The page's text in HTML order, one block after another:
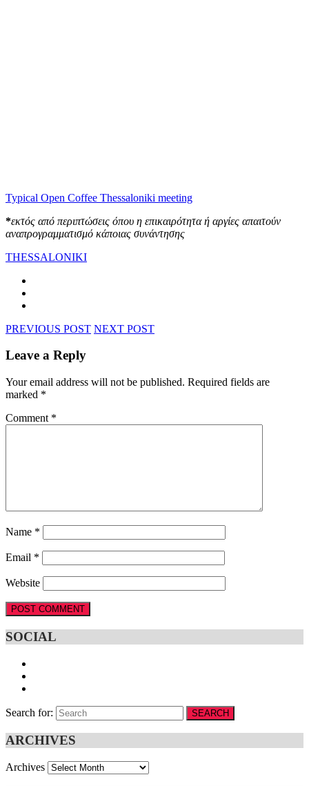
Typical Open Coffee Thessaloniki meeting
*εκτός από περιπτώσεις όπου η επικαιρότητα ή αργίες απαιτούν
αναπρογραμματισμό κάποιας συνάντησης
THESSALONIKI
PREVIOUS POST NEXT POST
Leave a Reply
Your email address will not be published. Required fields are
marked *
Comment *
Name *
Email *
Website
SOCIAL
Search for: SEARCH
ARCHIVES
Archives